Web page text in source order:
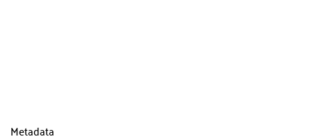
Metadata